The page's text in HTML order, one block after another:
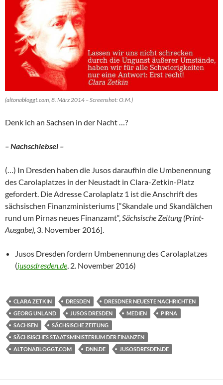
(altonabloggt.com, 8. März 2014 – Screenshot: O.M.)
Denk ich an Sachsen in der Nacht …?
– Nachschiebsel –
(…) In Dresden haben die Jusos daraufhin die Umbenennung
des Carolaplatzes in der Neustadt in Clara-Zetkin-Platz
gefordert. Die Adresse Carolaplatz 1 ist die Anschrift des
sächsischen Finanzministeriums [“Skandale und Skandälchen
rund um Pirnas neues Finanzamt“, Sächsische Zeitung (Print-
Ausgabe) , 3. November 2016].
Jusos Dresden fordern Umbenennung des Carolaplatzes
(jusosdresden.de , 2. November 2016)
CLARA ZETKIN DRESDEN
DRESDNER NEUESTE NACHRICHTEN
GEORG UNLAND
JUSOS DRESDEN MEDIEN
PIRNA
SACHSEN
SÄCHSISCHE ZEITUNG
SÄCHSISCHES STAATSMINISTERIUM DER FINANZEN
ALTONABLOGGT.COM
DNN.DE JUSOSDRESDEN.DE